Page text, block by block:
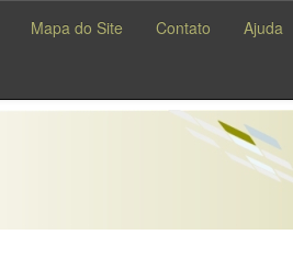
Mapa do Site Contato Ajuda